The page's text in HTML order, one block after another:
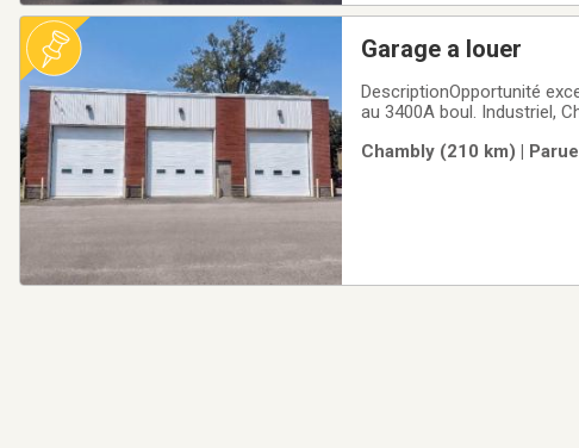
Garage a louer
DescriptionOpportunité
au 3400A boul. Industriel,
825 pi² et 413 pi². Cette
Chambly (210 km) |